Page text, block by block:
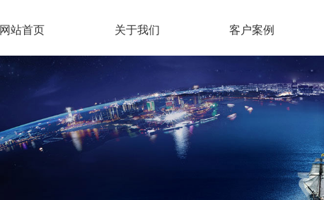
网站首页 关于我们 客户案例